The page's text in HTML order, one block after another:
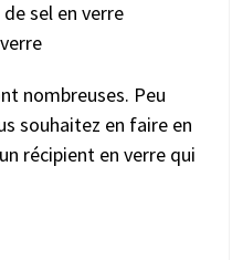
sel en verre
nombreuses. Peu
souhaitez en faire en
récipient en verre qui